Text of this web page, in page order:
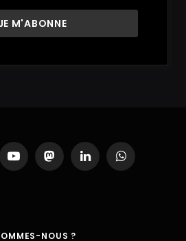
YouTubeMastodonLinkedInWhatsApp
NOUS ?